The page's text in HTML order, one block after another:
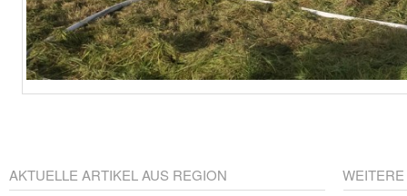
AKTUELLE ARTIKEL AUS REGION